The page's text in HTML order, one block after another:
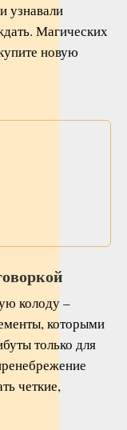
узнавали
Магических
новую
колоду –
которыми
только для
четкие,